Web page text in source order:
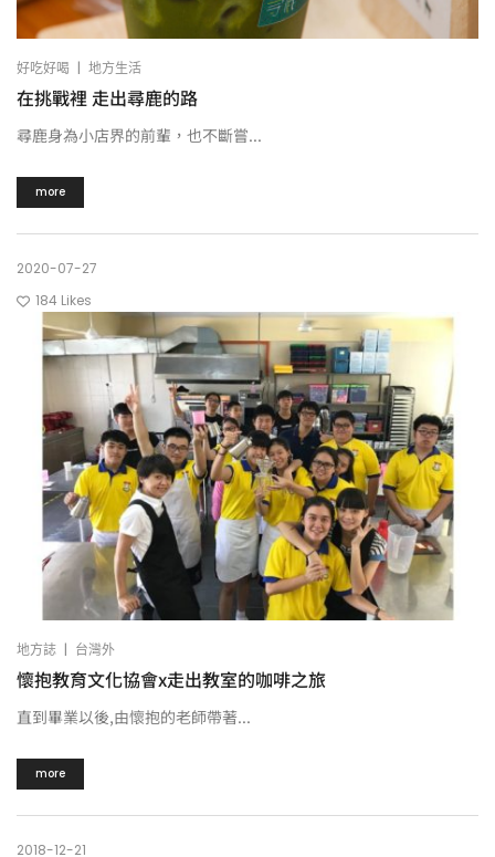
好吃好喝 | 地方生活
在挑戰裡 走出尋鹿的路
尋鹿身為小店界的前輩，也不斷嘗...
more
2020-07-27
184 Likes
地方誌 | 台灣外
懷抱教育文化協會x走出教室的咖啡之旅
直到畢業以後,由懷抱的老師帶著...
more
2018-12-21